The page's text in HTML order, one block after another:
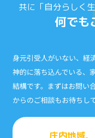
共に「自分らしく
何でも
身元引受人がいない、経
神的に落ち込んでいる、
結構です。まずはお問い
からのご相談もお待ちし